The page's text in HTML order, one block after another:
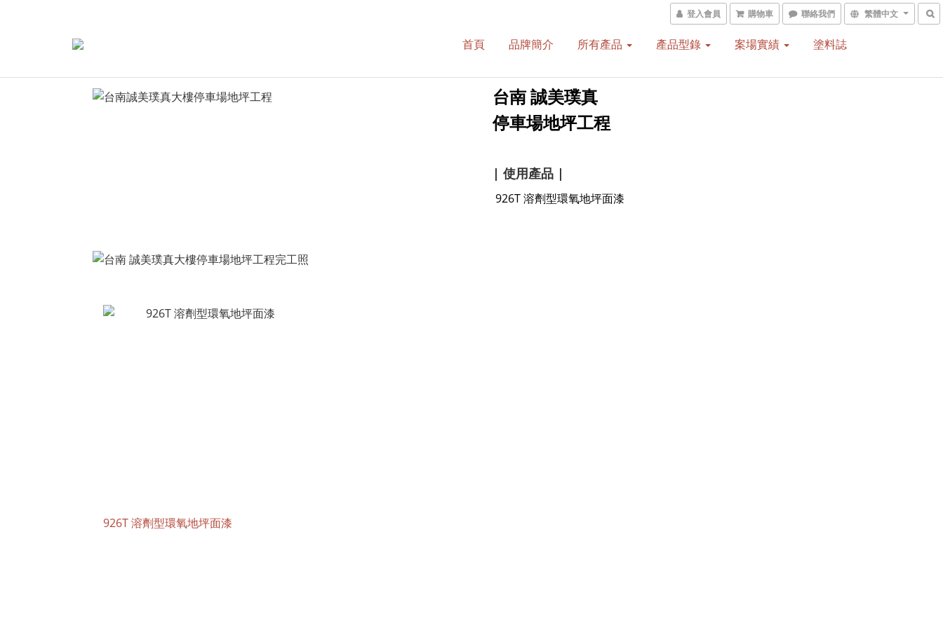
登入會員 購物車 聯絡我們 繁體中文
首頁 品牌簡介 所有產品 產品型錄 案場實績 塗料誌
台南 誠美璞真
停車場地坪工程
| 使用產品 |
926T 溶劑型環氧地坪面漆
926T 溶劑型環氧地坪面漆